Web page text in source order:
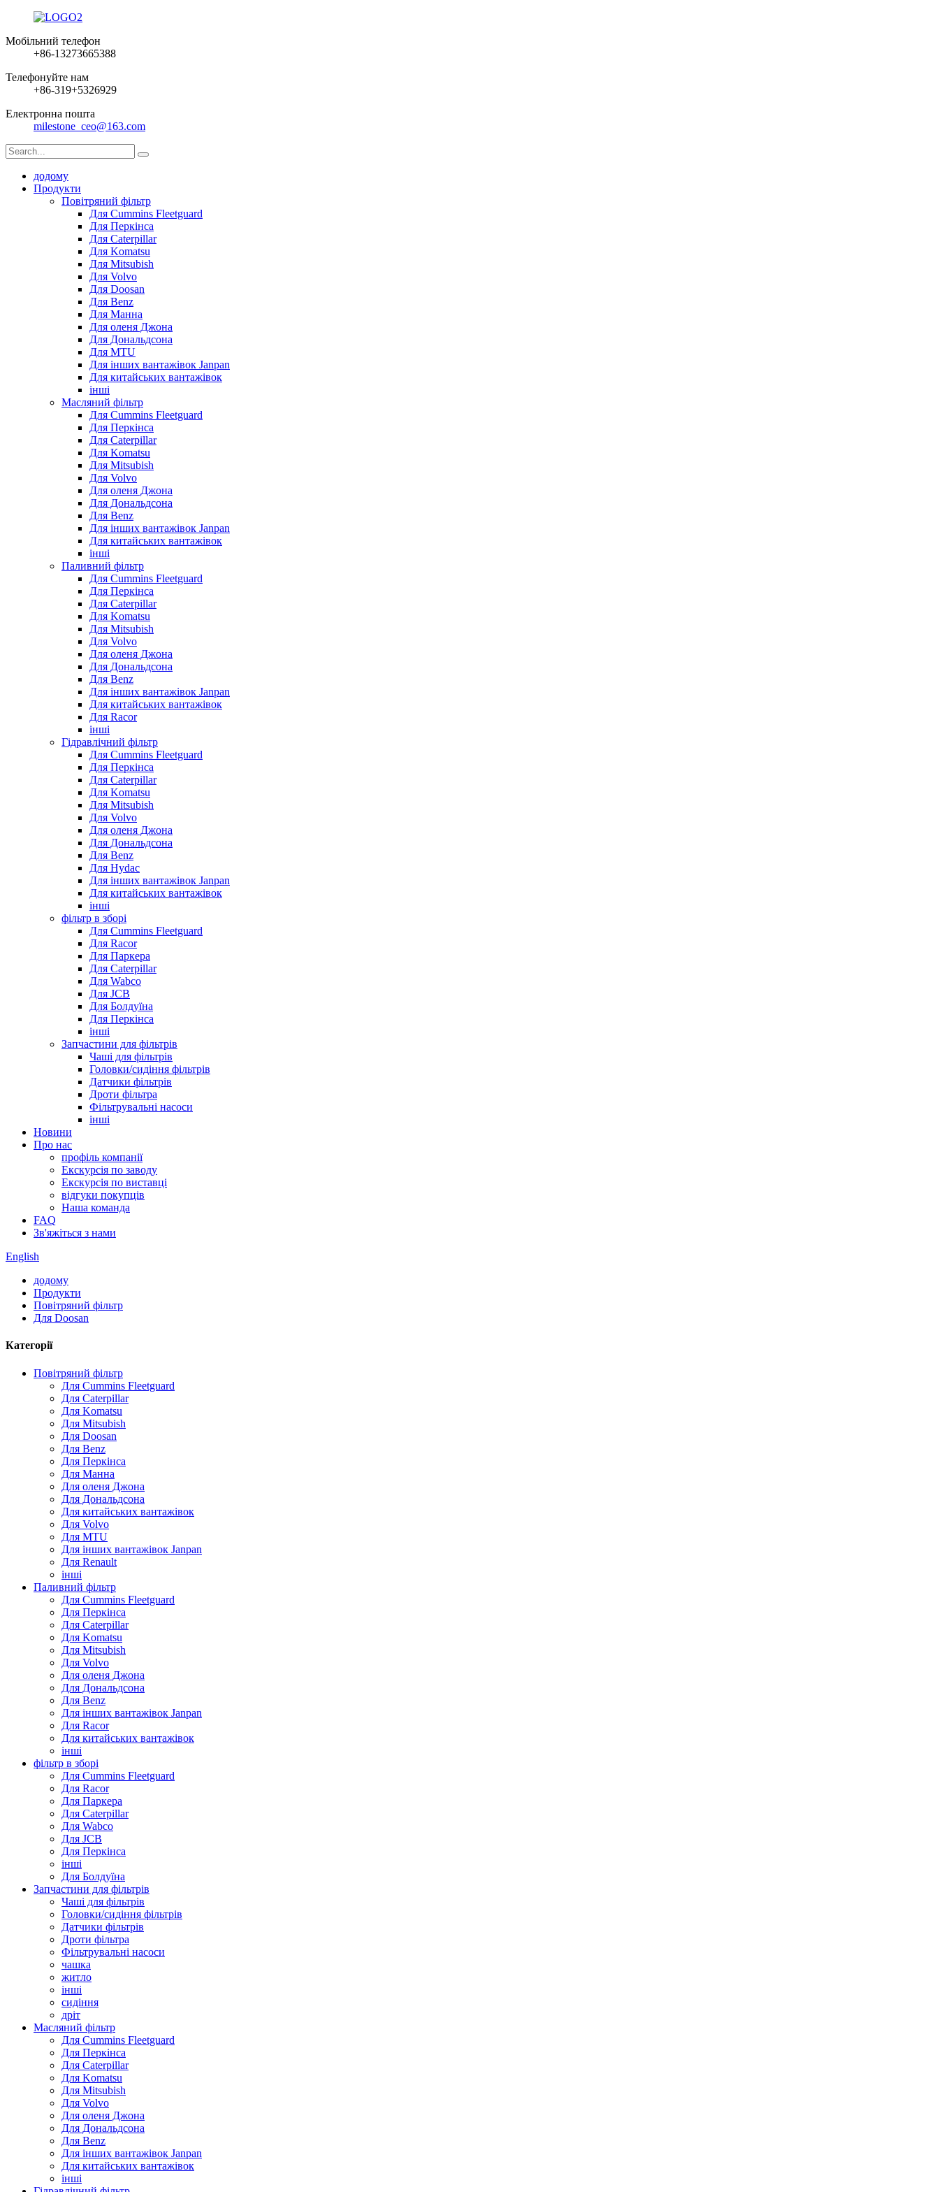
Мобільний телефон
+86-13273665388
Телефонуйте нам
+86-319+5326929
Електронна пошта
milestone_ceo@163.com
додому
Продукти
Повітряний фільтр
Для Cummins Fleetguard
Для Перкінса
Для Caterpillar
Для Komatsu
Для Mitsubish
Для Volvo
Для Doosan
Для Benz
Для Манна
Для оленя Джона
Для Дональдсона
Для MTU
Для інших вантажівок Janpan
Для китайських вантажівок
інші
Масляний фільтр
Для Cummins Fleetguard
Для Перкінса
Для Caterpillar
Для Komatsu
Для Mitsubish
Для Volvo
Для оленя Джона
Для Дональдсона
Для Benz
Для інших вантажівок Janpan
Для китайських вантажівок
інші
Паливний фільтр
Для Cummins Fleetguard
Для Перкінса
Для Caterpillar
Для Komatsu
Для Mitsubish
Для Volvo
Для оленя Джона
Для Дональдсона
Для Benz
Для інших вантажівок Janpan
Для китайських вантажівок
Для Racor
інші
Гідравлічний фільтр
Для Cummins Fleetguard
Для Перкінса
Для Caterpillar
Для Komatsu
Для Mitsubish
Для Volvo
Для оленя Джона
Для Дональдсона
Для Benz
Для Hydac
Для інших вантажівок Janpan
Для китайських вантажівок
інші
фільтр в зборі
Для Cummins Fleetguard
Для Racor
Для Паркера
Для Caterpillar
Для Wabco
Для JCB
Для Болдуїна
Для Перкінса
інші
Запчастини для фільтрів
Чаші для фільтрів
Головки/сидіння фільтрів
Датчики фільтрів
Дроти фільтра
Фільтрувальні насоси
інші
Новини
Про нас
профіль компанії
Екскурсія по заводу
Екскурсія по виставці
відгуки покупців
Наша команда
FAQ
Зв'яжіться з нами
English
додому
Продукти
Повітряний фільтр
Для Doosan
Категорії
Повітряний фільтр
Для Cummins Fleetguard
Для Caterpillar
Для Komatsu
Для Mitsubish
Для Doosan
Для Benz
Для Перкінса
Для Манна
Для оленя Джона
Для Дональдсона
Для китайських вантажівок
Для Volvo
Для MTU
Для інших вантажівок Janpan
Для Renault
інші
Паливний фільтр
Для Cummins Fleetguard
Для Перкінса
Для Caterpillar
Для Komatsu
Для Mitsubish
Для Volvo
Для оленя Джона
Для Дональдсона
Для Benz
Для інших вантажівок Janpan
Для Racor
Для китайських вантажівок
інші
фільтр в зборі
Для Cummins Fleetguard
Для Racor
Для Паркера
Для Caterpillar
Для Wabco
Для JCB
Для Перкінса
інші
Для Болдуїна
Запчастини для фільтрів
Чаші для фільтрів
Головки/сидіння фільтрів
Датчики фільтрів
Дроти фільтра
Фільтрувальні насоси
чашка
житло
інші
сидіння
дріт
Масляний фільтр
Для Cummins Fleetguard
Для Перкінса
Для Caterpillar
Для Komatsu
Для Mitsubish
Для Volvo
Для оленя Джона
Для Дональдсона
Для Benz
Для інших вантажівок Janpan
Для китайських вантажівок
інші